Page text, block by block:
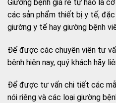
Giường bệnh giá rẻ tự hào là
các sản phẩm thiết bị y tế,
giường y tế hay giường bệnh
Để được các chuyên viên tư
bệnh hiện nay, quý khách hãy
Để được tư vấn chi tiết các
nói riêng và các loại giường